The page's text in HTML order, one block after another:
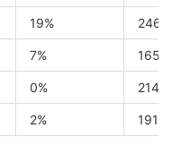
19% 246
7% 165
0% 214
2% 191